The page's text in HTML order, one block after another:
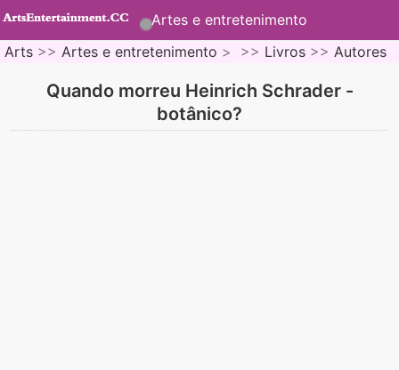
Artes e entretenimento
Arts >> Artes e entretenimento > >> Livros >> Autores
Quando morreu Heinrich Schrader -
botânico?